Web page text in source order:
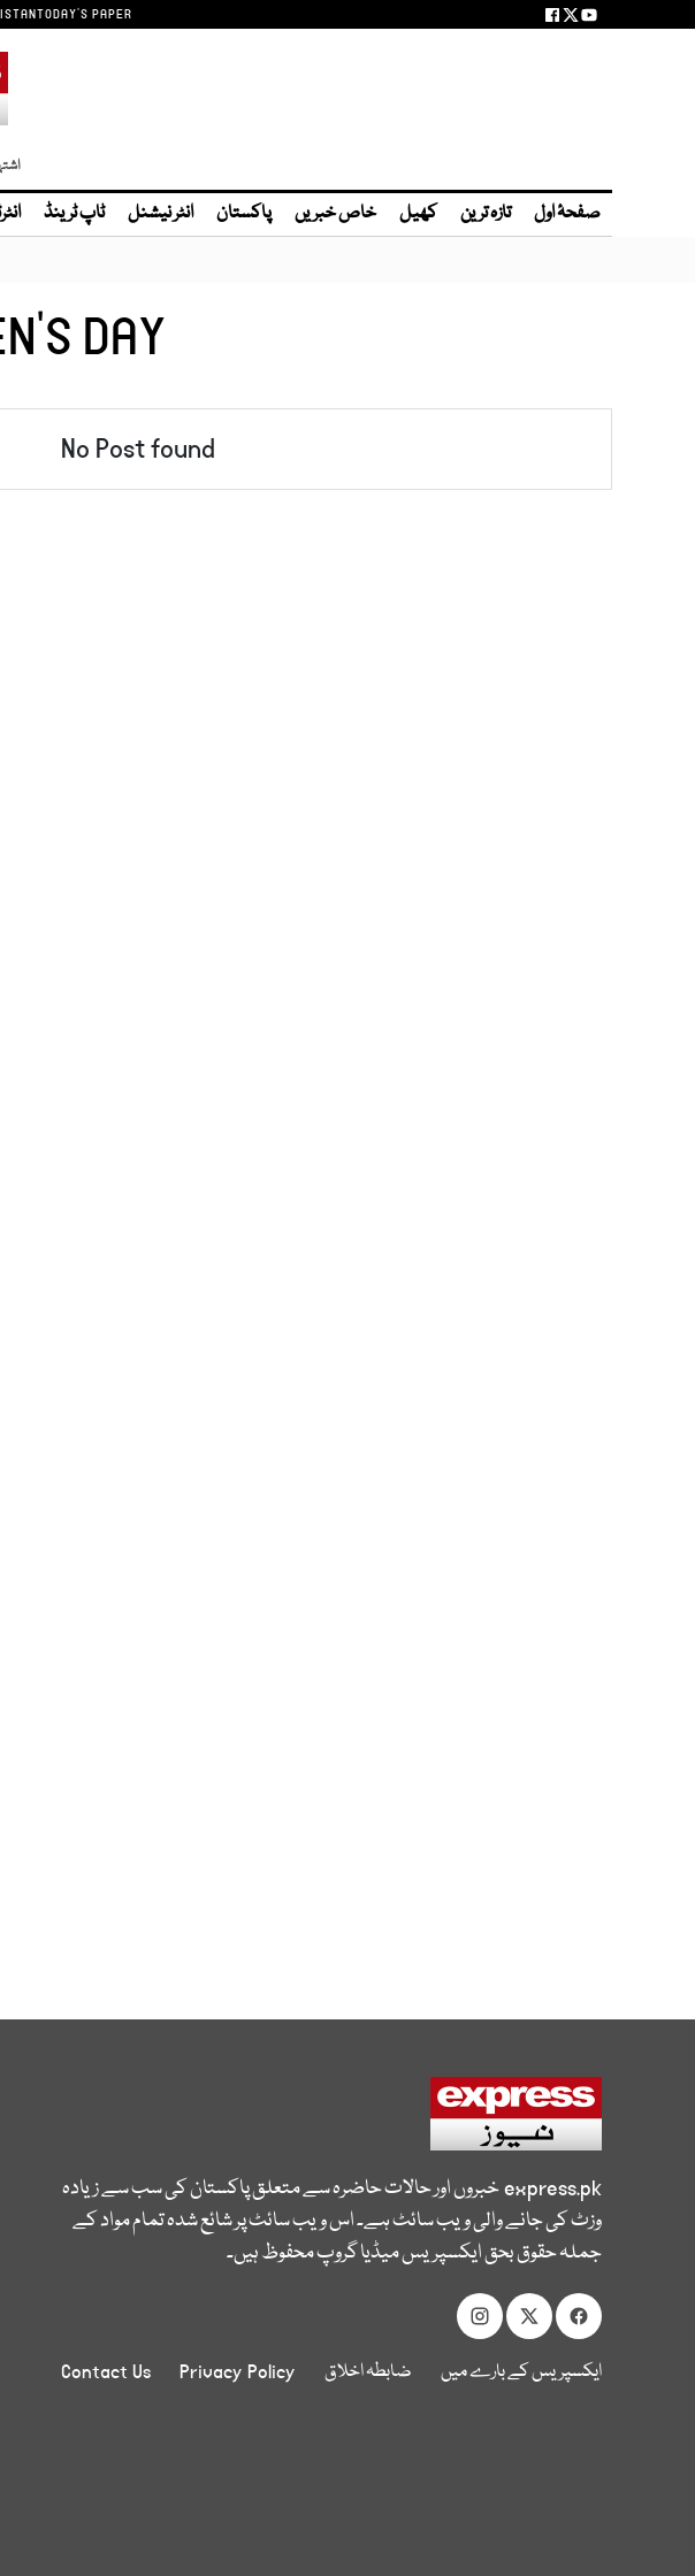
TODAY'S PAPER
صفحۂ اول تازہ ترین کھیل خاص خبریں پاکستان انٹر نیشنل ٹاپ ٹرینڈ
DAY
No Post found
express.pkخبروں اور حالات حاضرہ سے متعلق پاکستان کی سب سے زیادہ
وزٹ کی جانے والی ویب سائٹ ہے۔ اس ویب سائٹ پر شائع شدہ تمام مواد کے
جملہ حقوق بحق ایکسپریس میڈیا گروپ محفوظ ہیں۔
ایکسپریس کے بارے میں ضابطہ اخلاق Privacy Policy
Contact Us